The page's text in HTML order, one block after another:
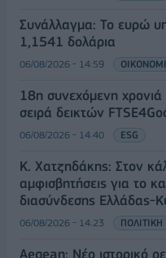
Συνάλλαγμα: Το ευρώ
1,1541 δολάρια
06/08/2026 - 14:59
18η συνεχόμενη
σειρά δεικτών
06/08/2026 - 14:40 ESG
Κ. Χατζηδάκης: Στον
αμφισβητήσεις για το
διασύνδεσης Ελλάδας-
06/08/2026 - 14:23 ΠΟΛΙΤΙΚΗ
Aegean: Νέο ιστορικό